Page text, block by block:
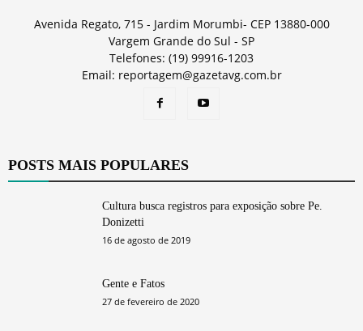
Avenida Regato, 715 - Jardim Morumbi- CEP 13880-000
Vargem Grande do Sul - SP
Telefones: (19) 99916-1203
Email: reportagem@gazetavg.com.br
POSTS MAIS POPULARES
Cultura busca registros para exposição sobre Pe.
Donizetti
16 de agosto de 2019
Gente e Fatos
27 de fevereiro de 2020